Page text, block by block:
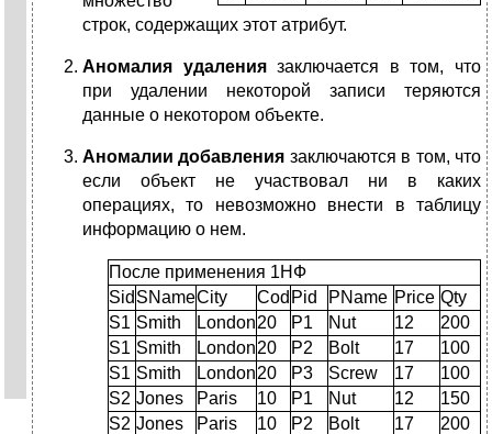
строк, содержащих этот атрибут.
Аномалия удаления заключается в том, что
при удалении некоторой записи теряются
данные о некотором объекте.
Аномалии добавления заключаются в том, что
если объект не участвовал ни в каких
операциях, то невозможно внести в таблицу
информацию о нем.
После применения 1НФ
Sid SNameCity Cod Pid PName Price Qty
S1 Smith London20 P1 Nut 12
200
S1 Smith London20 P2 Bolt 17
100
S1 Smith London20 P3 Screw 17
100
S2 Jones Paris 10 P1 Nut 12
150
S2 Jones Paris 10 P2 Bolt 17
200